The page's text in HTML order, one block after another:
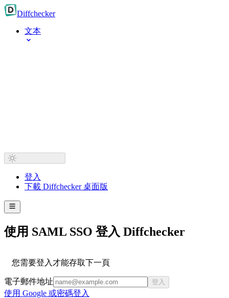
Diffchecker
文本
登入
下載 Diffchecker 桌面版
使用 SAML SSO 登入 Diffchecker
您需要登入才能存取下一頁
電子郵件地址 登入
使用 Google 或密碼登入